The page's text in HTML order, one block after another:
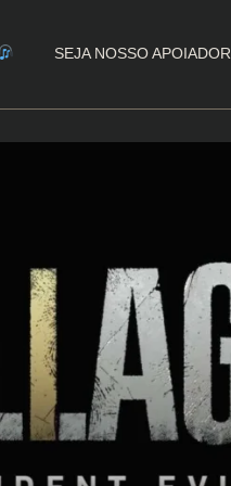
SEJA NOSSO APOIADOR